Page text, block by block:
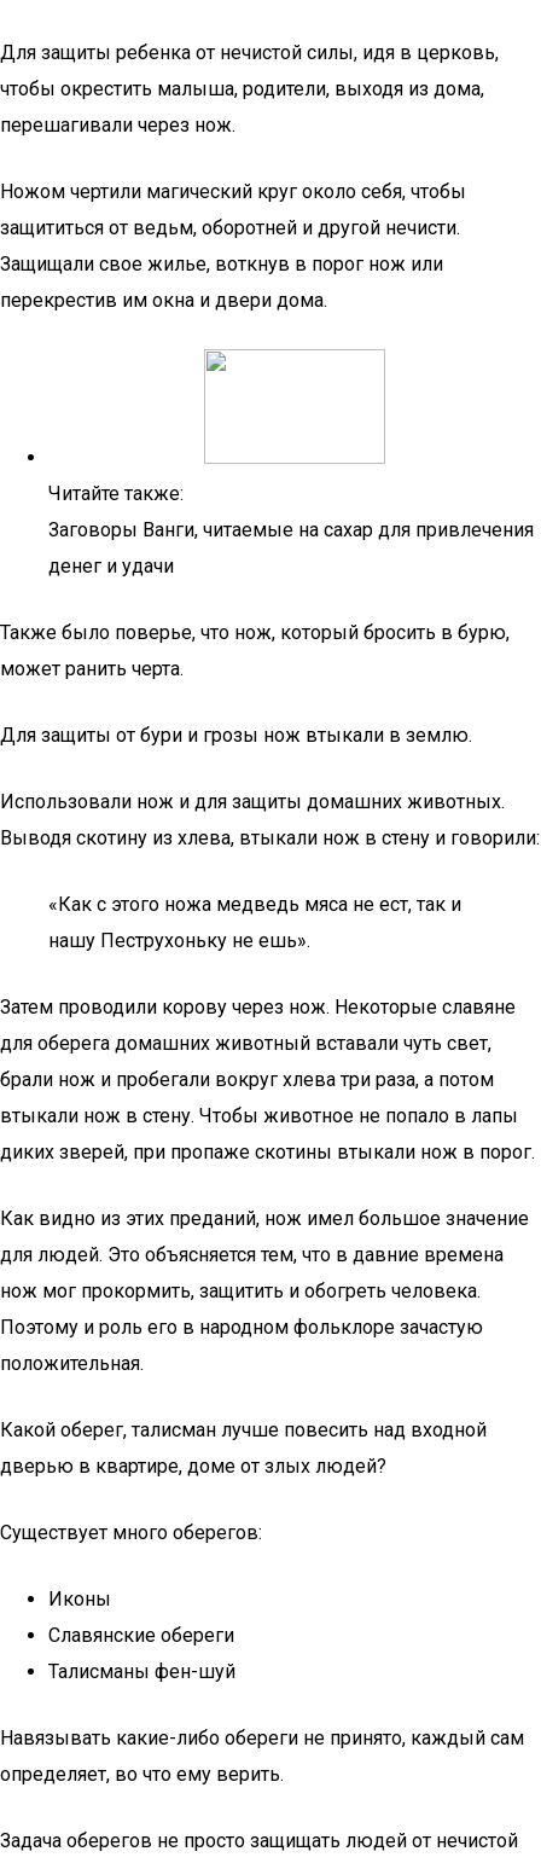
Для защиты ребенка от нечистой силы, идя в церковь,
чтобы окрестить малыша, родители, выходя из дома,
перешагивали через нож.
Ножом чертили магический круг около себя, чтобы
защититься от ведьм, оборотней и другой нечисти.
Защищали свое жилье, воткнув в порог нож или
перекрестив им окна и двери дома.
Читайте также:
Заговоры Ванги, читаемые на сахар для привлечения
денег и удачи
Также было поверье, что нож, который бросить в бурю,
может ранить черта.
Для защиты от бури и грозы нож втыкали в землю.
Использовали нож и для защиты домашних животных.
Выводя скотину из хлева, втыкали нож в стену и говорили:
«Как с этого ножа медведь мяса не ест, так и
нашу Пеструхоньку не ешь».
Затем проводили корову через нож. Некоторые славяне
для оберега домашних животный вставали чуть свет,
брали нож и пробегали вокруг хлева три раза, а потом
втыкали нож в стену. Чтобы животное не попало в лапы
диких зверей, при пропаже скотины втыкали нож в порог.
Как видно из этих преданий, нож имел большое значение
для людей. Это объясняется тем, что в давние времена
нож мог прокормить, защитить и обогреть человека.
Поэтому и роль его в народном фольклоре зачастую
положительная.
Какой оберег, талисман лучше повесить над входной
дверью в квартире, доме от злых людей?
Существует много оберегов:
Иконы
Славянские обереги
Талисманы фен-шуй
Навязывать какие-либо обереги не принято, каждый сам
определяет, во что ему верить.
Задача оберегов не просто защищать людей от нечистой